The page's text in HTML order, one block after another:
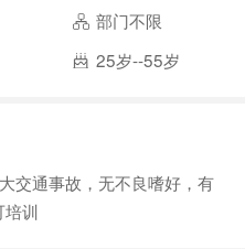
部门不限
25岁--55岁
交通事故，无不良嗜好，有
训